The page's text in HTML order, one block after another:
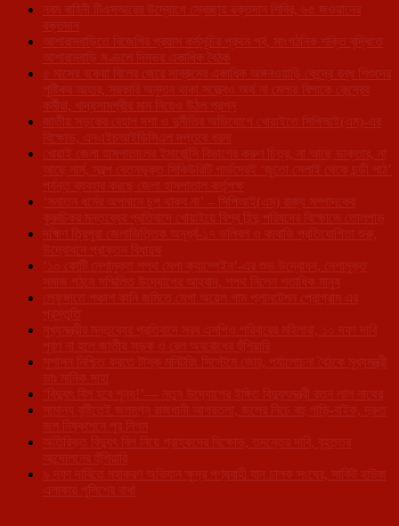
নবম বাহিনী টিএসআরের উদ্যোগে স্বেচ্ছায় রক্তদান শিবির, ৬৫ জওয়ানের
রক্তদান
আশারামবাড়িতে বিজেপির প্রয়াস কর্মসূচির প্রথম পর্ব, সাংগঠনিক শক্তি বৃদ্ধিতে
আশারামবাড়ি মণ্ডলে দিনভর একাধিক বৈঠক
৫ মাসের বকেয়া বিলের জেরে সাব্রুমের একাধিক অঙ্গনওয়াড়ি কেন্দ্রে বন্ধ শিশুদের
পুষ্টিকর আহার, সরকারি অনুদান থাকা সত্ত্বেও অর্থ না মেলায় বিপাকে কেন্দ্রের
কর্মীরা, খাদ্যসামগ্রীর মান নিয়েও উঠল প্রশ্ন
জাতীয় সড়কের বেহাল দশা ও দুর্নীতির অভিযোগে খোয়াইতে সিপিআই(এম)-এর
বিক্ষোভ, এনএইচআইডিসিএল দপ্তরে ধরনা
খোয়াই জেলা হাসপাতালের ইমার্জেন্সি বিভাগের করুণ চিত্র, না আছে ডাক্তার, না
আছে নার্স, স্বল্প বেতনভূক্ত সিকিউরিটি গার্ডদেরই ‘জুতো সেলাই থেকে চন্ডী পাঠ’
পর্যন্ত ব্যবহার করছে জেলা হাসপাতাল কর্তৃপক্ষ
‘সনাতন ধর্মের অপমানে চুপ থাকব না’ – সিপিআই(এম) রাজ্য সম্পাদকের
কুরুচিকর মন্তব্যের প্রতিবাদে খোয়াইয়ে বিশ্ব হিন্দু পরিষদের বিক্ষোভে তোলপাড়
দক্ষিণ ত্রিপুরা জেলাভিত্তিক অনূর্ধ্ব-১৭ ভলিবল ও কাবাডি প্রতিযোগিতা শুরু,
উদ্বোধনে প্রাক্তন বিধায়ক
‘১০ কোটি নেশামুক্ত শপথ মেগা ক্যাম্পেইন’-এর শুভ উদ্বোধন, নেশামুক্ত
সমাজ গঠনে সম্মিলিত উদ্যোগের আহ্বান, শপথ নিলেন শতাধিক মানুষ
লেফুঙ্গাতে পঞ্চাশ কানি জমিতে মেগা অয়েল পাম প্লানটেশন প্রোগ্রাম এর
প্রস্তুতি
মুখ্যমন্ত্রীর মন্তব্যের প্রতিবাদে সরব এসপিও পরিবারের মহিলারা, ১০ দফা দাবি
পূরণ না হলে জাতীয় সড়ক ও রেল অবরোধের হুঁশিয়ারি
সুশাসন নিশ্চিত করতে টাস্ক মনিটরিং সিস্টেমে জোর, পর্যালোচনা বৈঠকে মুখ্যমন্ত্রী
ডাঃ মানিক সাহা
‘বিদ্যুৎ বিল হবে শূন্য!’— নতুন উদ্যোগের ইঙ্গিত বিদ্যুৎমন্ত্রী রতন লাল নাথের
সামান্য বৃষ্টিতেই জলমগ্ন রাজধানী আগরতলা, জলের নিচে বহু গাড়ি-বাইক, দ্রুত
জল নিষ্কাশনে পুর নিগম
অতিরিক্ত বিদ্যুৎ বিল নিয়ে গ্রাহকদের বিক্ষোভ, তদন্তের দাবি, বৃহত্তর
আন্দোলনের হুঁশিয়ারি
৯ দফা দাবিতে মহাকরণ অভিযান ক্ষুদ্র পণ্যবাহী যান চালক সংঘের, সার্কিট হাউজ
এলাকায় পুলিশের বাধা